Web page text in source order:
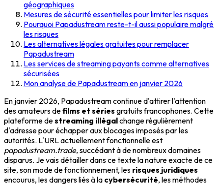
géographiques
Mesures de sécurité essentielles pour limiter les risques
Pourquoi Papadustream reste-t-il aussi populaire malgré
les risques
Les alternatives légales gratuites pour remplacer
Papadustream
Les services de streaming payants comme alternatives
sécurisées
Mon analyse de Papadustream en janvier 2026
En janvier 2026, Papadustream continue d'attirer l'attention
des amateurs defilms et séries gratuits francophones. Cette
plateforme destreaming illégalchange régulièrement
d'adresse pour échapper aux blocages imposés par les
autorités. L'URL actuellement fonctionnelle est
papadustream.trade, succédant à de nombreux domaines
disparus. Je vais détailler dans ce texte la nature exacte de ce
site, son mode de fonctionnement, les risques juridiques
encourus, les dangers liés à la cybersécurité, les méthodes